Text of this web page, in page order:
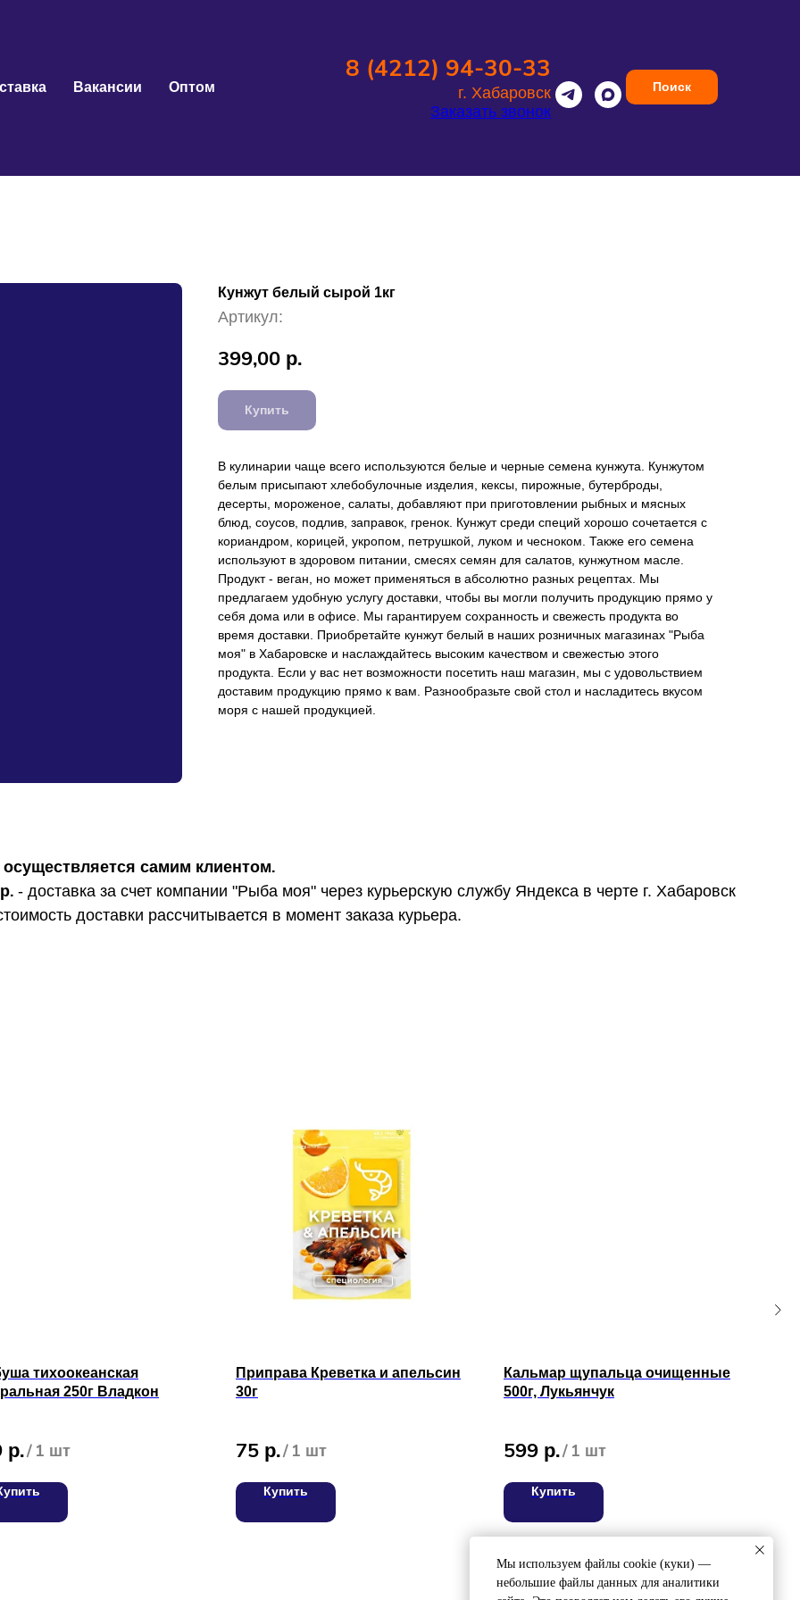
Вакансии Оптом
8 (4212) 94-30-33
г. Хабаровск
Заказать звонок
Поиск
Кунжут белый сырой 1кг
Артикул:
399,00 р.
Купить
В кулинарии чаще всего используются белые и черные семена кунжута. Кунжутом
белым присыпают хлебобулочные изделия, кексы, пирожные, бутерброды,
десерты, мороженое, салаты, добавляют при приготовлении рыбных и мясных
блюд, соусов, подлив, заправок, гренок. Кунжут среди специй хорошо сочетается с
кориандром, корицей, укропом, петрушкой, луком и чесноком. Также его семена
используют в здоровом питании, смесях семян для салатов, кунжутном масле.
Продукт - веган, но может применяться в абсолютно разных рецептах. Мы
предлагаем удобную услугу доставки, чтобы вы могли получить продукцию прямо у
себя дома или в офисе. Мы гарантируем сохранность и свежесть продукта во
время доставки. Приобретайте кунжут белый в наших розничных магазинах "Рыба
моя" в Хабаровске и наслаждайтесь высоким качеством и свежестью этого
продукта. Если у вас нет возможности посетить наш магазин, мы с удовольствием
доставим продукцию прямо к вам. Разнообразьте свой стол и насладитесь вкусом
моря с нашей продукцией.
самим клиентом.
- доставка за счет компании "Рыба моя" через курьерскую службу Яндекса в черте г. Хабаровск
доставки рассчитывается в момент заказа курьера.
тихоокеанская
250г Владкон
р./ 1 шт
Приправа Креветка и апельсин
30г
75 р./ 1 шт
Купить
Кальмар щупальца очищенные
500г, Лукьянчук
599 р./ 1 шт
Купить
Для оптовых клиентов
СВЯЖИТЕСЬ С НАМИ
8 (4212) 94-30-33
Мы используем файлы cookie (куки) —
небольшие файлы данных для аналитики